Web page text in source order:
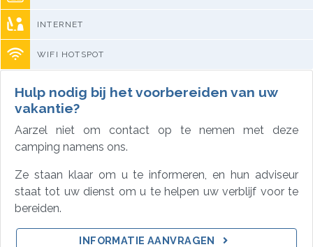
INTERNET
WIFI HOTSPOT
Hulp nodig bij het voorbereiden van uw
vakantie?
Aarzel niet om contact op te nemen met deze
camping namens ons.
Ze staan klaar om u te informeren, en hun adviseur
staat tot uw dienst om u te helpen uw verblijf voor te
bereiden.
INFORMATIE AANVRAGEN